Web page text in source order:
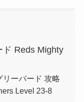
Reds Mighty
リーバード 攻略
Level 23-8